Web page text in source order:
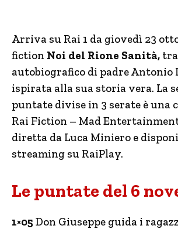
Arriva su Rai 1 da giovedì 23
fiction Noi del Rione Sanità,
autobiografico di padre Antonio
ispirata alla sua storia vera. La
puntate divise in 3 serate è una
Rai Fiction – Mad
diretta da Luca Miniero e
streaming su RaiPlay.
Le puntate del 6
1×05 Don Giuseppe guida i